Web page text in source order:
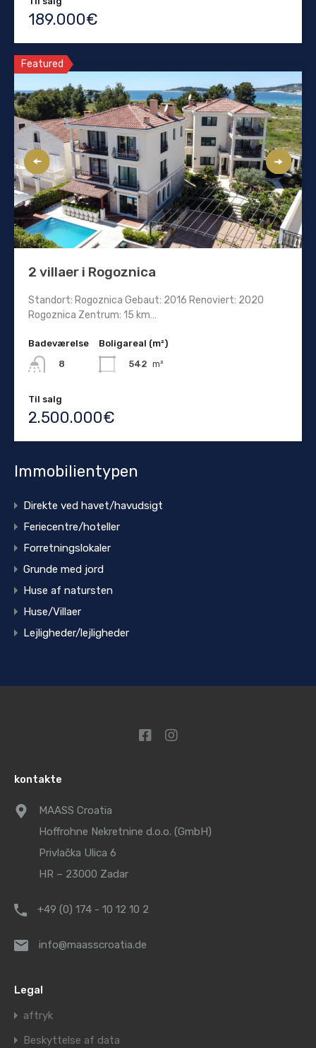
189.000€
Featured
2 villaer i Rogoznica
Standort: Rogoznica Gebaut: 2016 Renoviert: 2020
Rogoznica Zentrum: 15 km…
Badeværelse
8
Boligareal (m²)
542 m²
Til salg
2.500.000€
Immobilientypen
Direkte ved havet/havudsigt
Feriecentre/hoteller
Forretningslokaler
Grunde med jord
Huse af natursten
Huse/Villaer
Lejligheder/lejligheder
kontakte
MAASS Croatia
Hoffrohne Nekretnine d.o.o. (GmbH)
Privlačka Ulica 6
HR – 23000 Zadar
+49 (0) 174 - 10 12 10 2
info@maasscroatia.de
Legal
aftryk
Beskyttelse af data